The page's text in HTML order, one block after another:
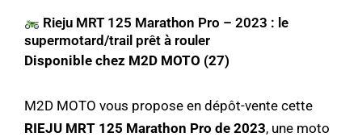
Rieju MRT 125 Marathon Pro – 2023 : le
supermotard/trail prêt à rouler
Disponible chez M2D MOTO (27)
M2D MOTO vous propose en dépôt-vente cette
RIEJU MRT 125 Marathon Pro de 2023, une moto